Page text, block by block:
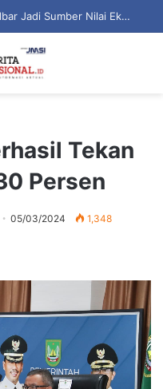
Ajbar Dorong Hutan Karbon Sulbar Jadi Sumber Nilai Ekonomi Berkelanjutan
Tekan
Persen
05/03/2024 1,348